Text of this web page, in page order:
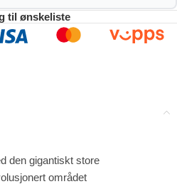
3-4
203.84
til ønskeliste
den gigantiskt store
området